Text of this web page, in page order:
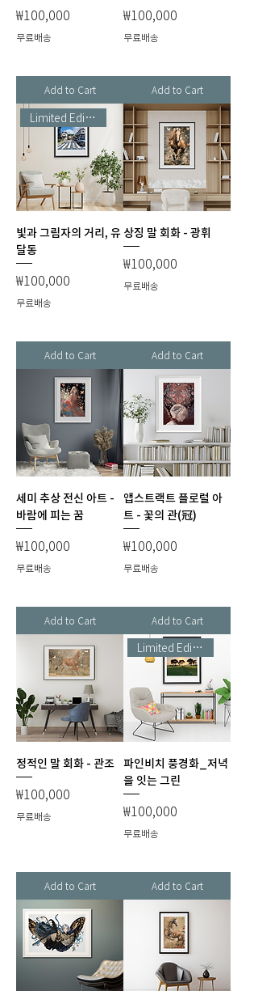
Price
₩100,000
무료배송
Add to Cart
Price
₩100,000
무료배송
Add to Cart
Limited Edition
빛과 그림자의 거리, 유
달동
Price
₩100,000
무료배송
Add to Cart
상징 말 회화 - 광휘
Price
₩100,000
무료배송
Add to Cart
세미 추상 전신 아트 -
바람에 피는 꿈
Price
₩100,000
무료배송
Add to Cart
앱스트랙트 플로럴 아
트 - 꽃의 관(冠)
Price
₩100,000
무료배송
Add to Cart
정적인 말 회화 - 관조
Price
₩100,000
무료배송
Add to Cart
Limited Edition
파인비치 풍경화_저녁
을 잇는 그린
Price
₩100,000
무료배송
Add to Cart